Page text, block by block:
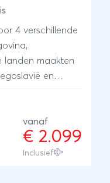
4 verschillende
landen maakten
en
natuur,
eten. Graag
door deze
geschiedenis,
vanaf
€ 2.099
Inclusief